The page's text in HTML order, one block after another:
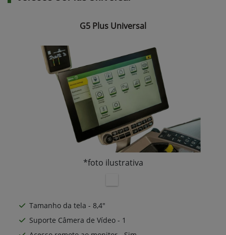
G5 Plus Universal
*foto ilustrativa
Tamanho da tela - 8,4"
Suporte Câmera de Vídeo - 1